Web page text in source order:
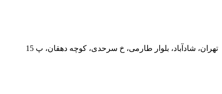
تهران، شادآباد، بلوار طارمی، خ سرحدی، کوچه دهقان، پ 15